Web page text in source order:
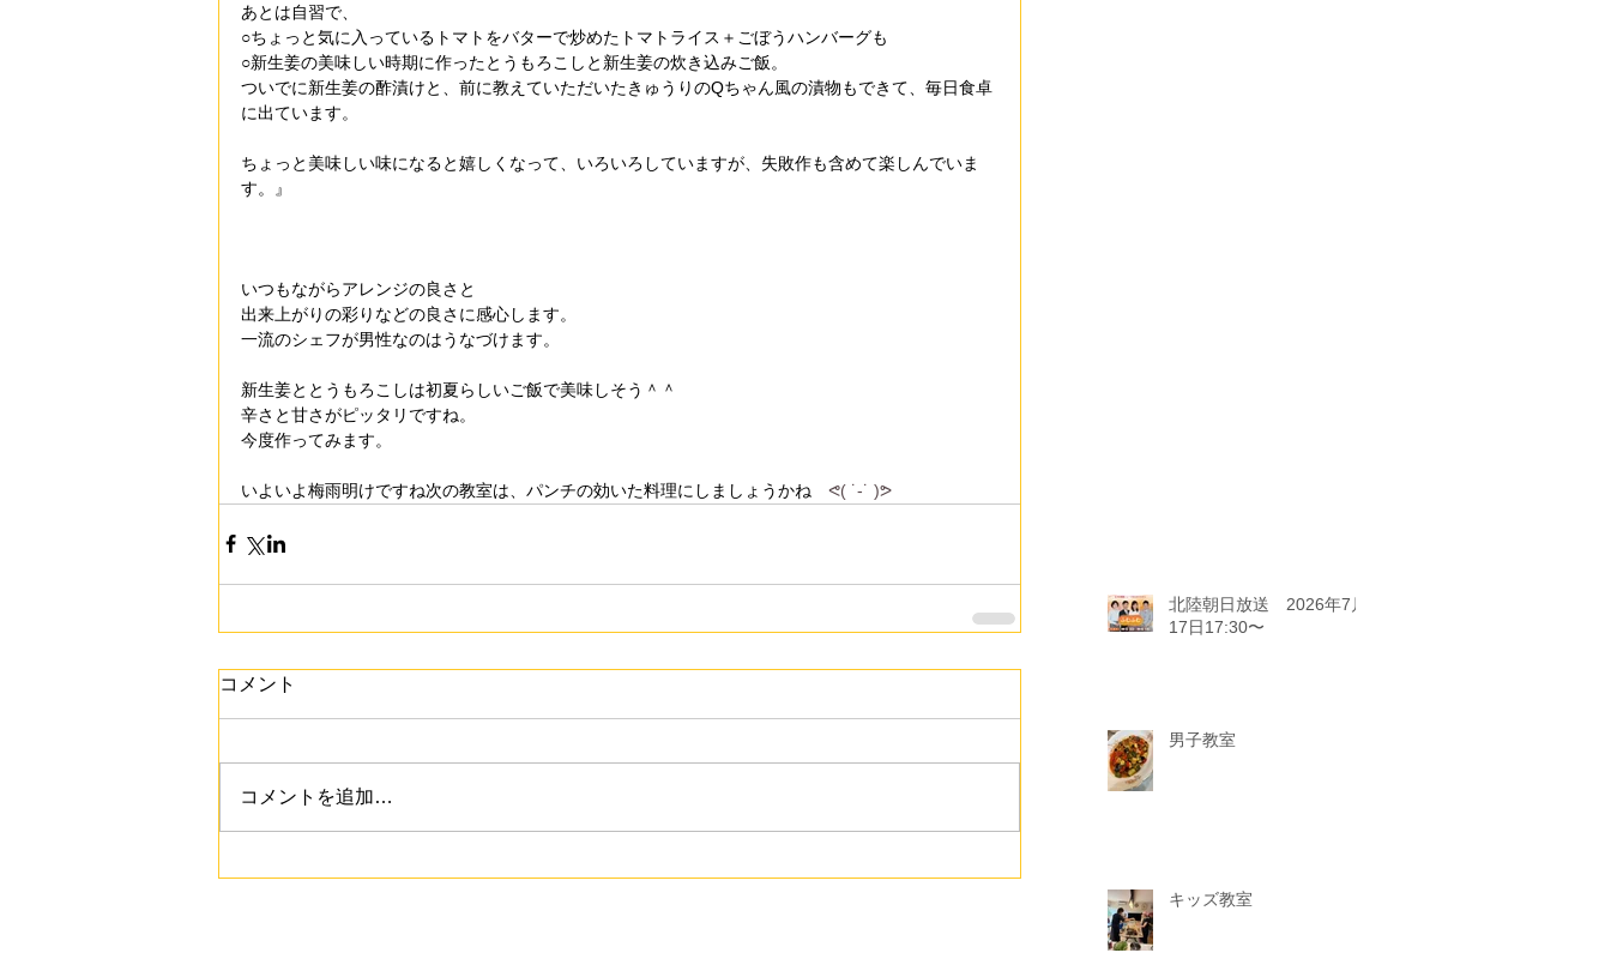
あとは自習で、
○ちょっと気に入っているトマトをバターで炒めたトマトライス＋ごぼうハンバーグも
○新生姜の美味しい時期に作ったとうもろこしと新生姜の炊き込みご飯。
ついでに新生姜の酢漬けと、前に教えていただいたきゅうりのQちゃん風の漬物もできて、毎日食卓
に出ています。
ちょっと美味しい味になると嬉しくなって、いろいろしていますが、失敗作も含めて楽しんでいま
す。』
いつもながらアレンジの良さと
出来上がりの彩りなどの良さに感心します。
一流のシェフが男性なのはうなづけます。
新生姜ととうもろこしは初夏らしいご飯で美味しそう＾＾
辛さと甘さがピッタリですね。
今度作ってみます。
いよいよ梅雨明けですね次の教室は、パンチの効いた料理にしましょうかね ᕙ( ˙-˙ )ᕗ
コメント
コメントを追加…
北陸朝日放送 2026年7月
17日17:30〜
男子教室
キッズ教室